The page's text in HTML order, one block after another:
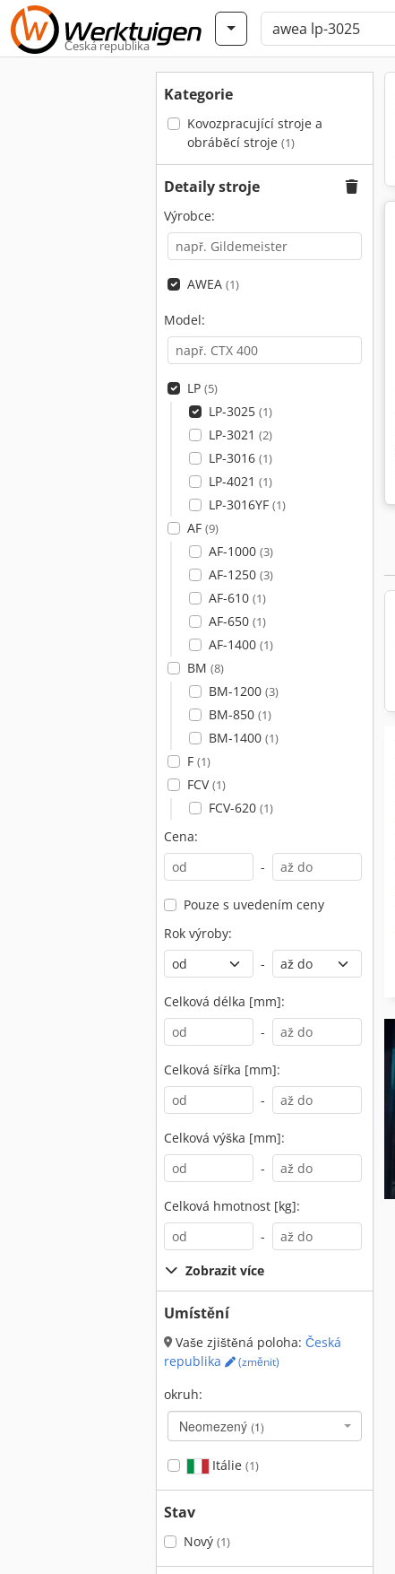
Česká republika
Kategorie
Kovozpracující stroje a
obráběcí stroje (1)
Detaily stroje
Výrobce:
AWEA (1)
Model:
LP (5)
LP-3025 (1)
LP-3021 (2)
LP-3016 (1)
LP-4021 (1)
LP-3016YF (1)
AF (9)
AF-1000 (3)
AF-1250 (3)
AF-610 (1)
AF-650 (1)
AF-1400 (1)
BM (8)
BM-1200 (3)
BM-850 (1)
BM-1400 (1)
F (1)
FCV(1)
FCV-620 (1)
Cena:
-
Pouze s uvedením ceny
Rok výroby:
-
Celková délka [mm]:
-
Celková šířka [mm]:
-
Celková výška [mm]:
-
Celková hmotnost [kg]:
-
Zobrazit více
Umístění
Vaše zjištěná poloha: Česká
republika
(změnit)
okruh:
Neomezený (1)
Itálie (1)
Stav
Nový (1)